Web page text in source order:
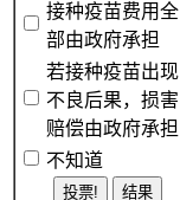
接种疫苗费用全
部由政府承担
若接种疫苗出现
不良后果，损害
赔偿由政府承担
不知道